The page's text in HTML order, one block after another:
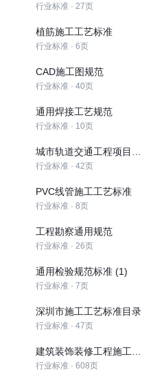
行业标准 · 27页
植筋施工工艺标准
行业标准 · 6页
CAD施工图规范
行业标准 · 40页
通用焊接工艺规范
行业标准 · 10页
行业标准 · 42页
PVC线管施工工艺标准
行业标准 · 8页
工程勘察通用规范
行业标准 · 26页
通用检验规范标准 (1)
行业标准 · 7页
深圳市施工工艺标准目录
行业标准 · 47页
行业标准 · 608页